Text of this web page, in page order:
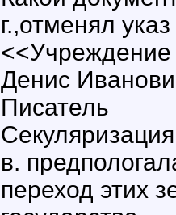
г.,отменял
Денис
Писатель
в.
переход этих